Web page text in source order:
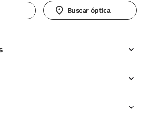
Buscar óptica